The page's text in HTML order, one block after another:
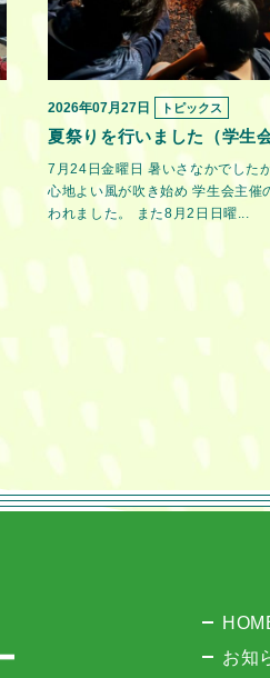
2026年07月27日 トピックス
夏祭りを行いました（学生会
7月24日金曜日 暑いさなかでした
心地よい風が吹き始め 学生会主催
われました。 また8月2日日曜...
お知